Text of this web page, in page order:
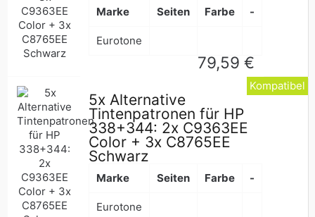
Marke Seiten Farbe -
Eurotone
Normaler
Preis
79,59 €
5x Alternative
Tintenpatronen für HP
338+344: 2x C9363EE
Color + 3x C8765EE
Schwarz
Marke Seiten Farbe -
Eurotone
Kompatibel